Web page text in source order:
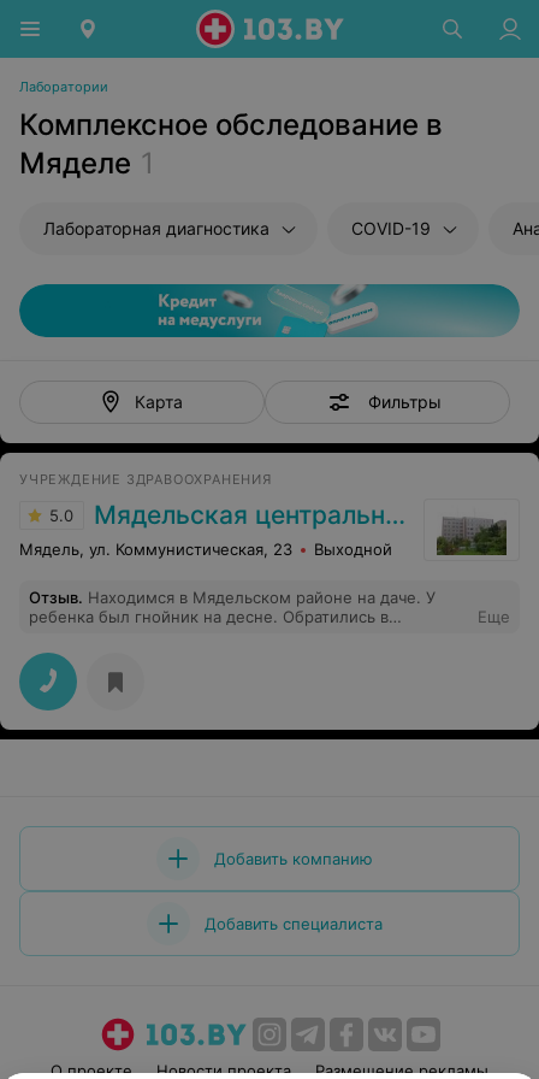
Лаборатории
Комплексное обследование в
Мяделе 1
Лабораторная диагностика COVID-19
Карта Фильтры
УЧРЕЖДЕНИЕ ЗДРАВООХРАНЕНИЯ
5.0 Мядельская центральная районная больница
Мядель, ул. Коммунистическая, 23 Выходной
Отзыв. Находимся в Мядельском районе на даче. У
ребенка был гнойник на десне. Обратились в
Стоматолог быстро обработала десну, дала
рекомендации. Спасибо за оперативность и
вежливость!
Еще
Добавить компанию
Добавить специалиста
О проекте Новости проекта Размещение рекламы